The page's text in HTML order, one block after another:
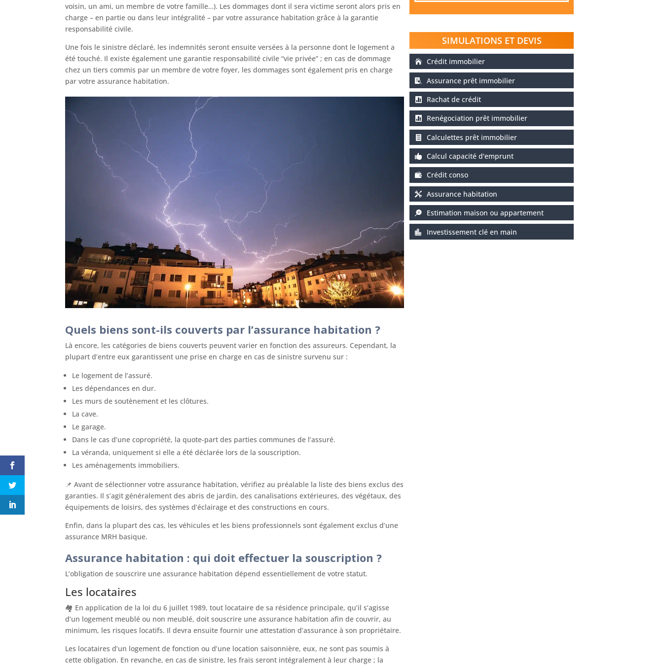
voisin, un ami, un membre de votre famille…). Les dommages dont il sera victime seront alors pris en
charge – en partie ou dans leur intégralité – par votre assurance habitation grâce à la garantie
responsabilité civile.
Une fois le sinistre déclaré, les indemnités seront ensuite versées à la personne dont le logement a
été touché. Il existe également une garantie responsabilité civile “vie privée” ; en cas de dommage
chez un tiers commis par un membre de votre foyer, les dommages sont également pris en charge
par votre assurance habitation.
Quels biens sont-ils couverts par l’assurance habitation ?
Là encore, les catégories de biens couverts peuvent varier en fonction des assureurs. Cependant, la
plupart d’entre eux garantissent une prise en charge en cas de sinistre survenu sur :
Le logement de l’assuré.
Les dépendances en dur.
Les murs de soutènement et les clôtures.
La cave.
Le garage.
Dans le cas d’une copropriété, la quote-part des parties communes de l’assuré.
La véranda, uniquement si elle a été déclarée lors de la souscription.
Les aménagements immobiliers.
📌 Avant de sélectionner votre assurance habitation, vérifiez au préalable la liste des biens exclus des
garanties. Il s’agit généralement des abris de jardin, des canalisations extérieures, des végétaux, des
équipements de loisirs, des systèmes d’éclairage et des constructions en cours.
Enfin, dans la plupart des cas, les véhicules et les biens professionnels sont également exclus d’une
assurance MRH basique.
Assurance habitation : qui doit effectuer la souscription ?
L’obligation de souscrire une assurance habitation dépend essentiellement de votre statut.
Les locataires
🏘️ En application de la loi du 6 juillet 1989, tout locataire de sa résidence principale, qu’il s’agisse
d’un logement meublé ou non meublé, doit souscrire une assurance habitation afin de couvrir, au
minimum, les risques locatifs. Il devra ensuite fournir une attestation d’assurance à son propriétaire.
Les locataires d’un logement de fonction ou d’une location saisonnière, eux, ne sont pas soumis à
cette obligation. En revanche, en cas de sinistre, les frais seront intégralement à leur charge ; la
SIMULATIONS ET DEVIS
Crédit immobilier
Assurance prêt immobilier
Rachat de crédit
Renégociation prêt immobilier
Calculettes prêt immobilier
Calcul capacité d'emprunt
Crédit conso
Assurance habitation
Estimation maison ou appartement
Investissement clé en main